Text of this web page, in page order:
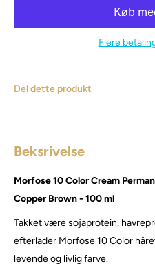
Flere
Del dette produkt
Beksrivelse
Morfose 10 Color Cream
Copper Brown - 100 ml
Takket være sojaprotein,
efterlader Morfose 10 Color
levende og livlig farve.